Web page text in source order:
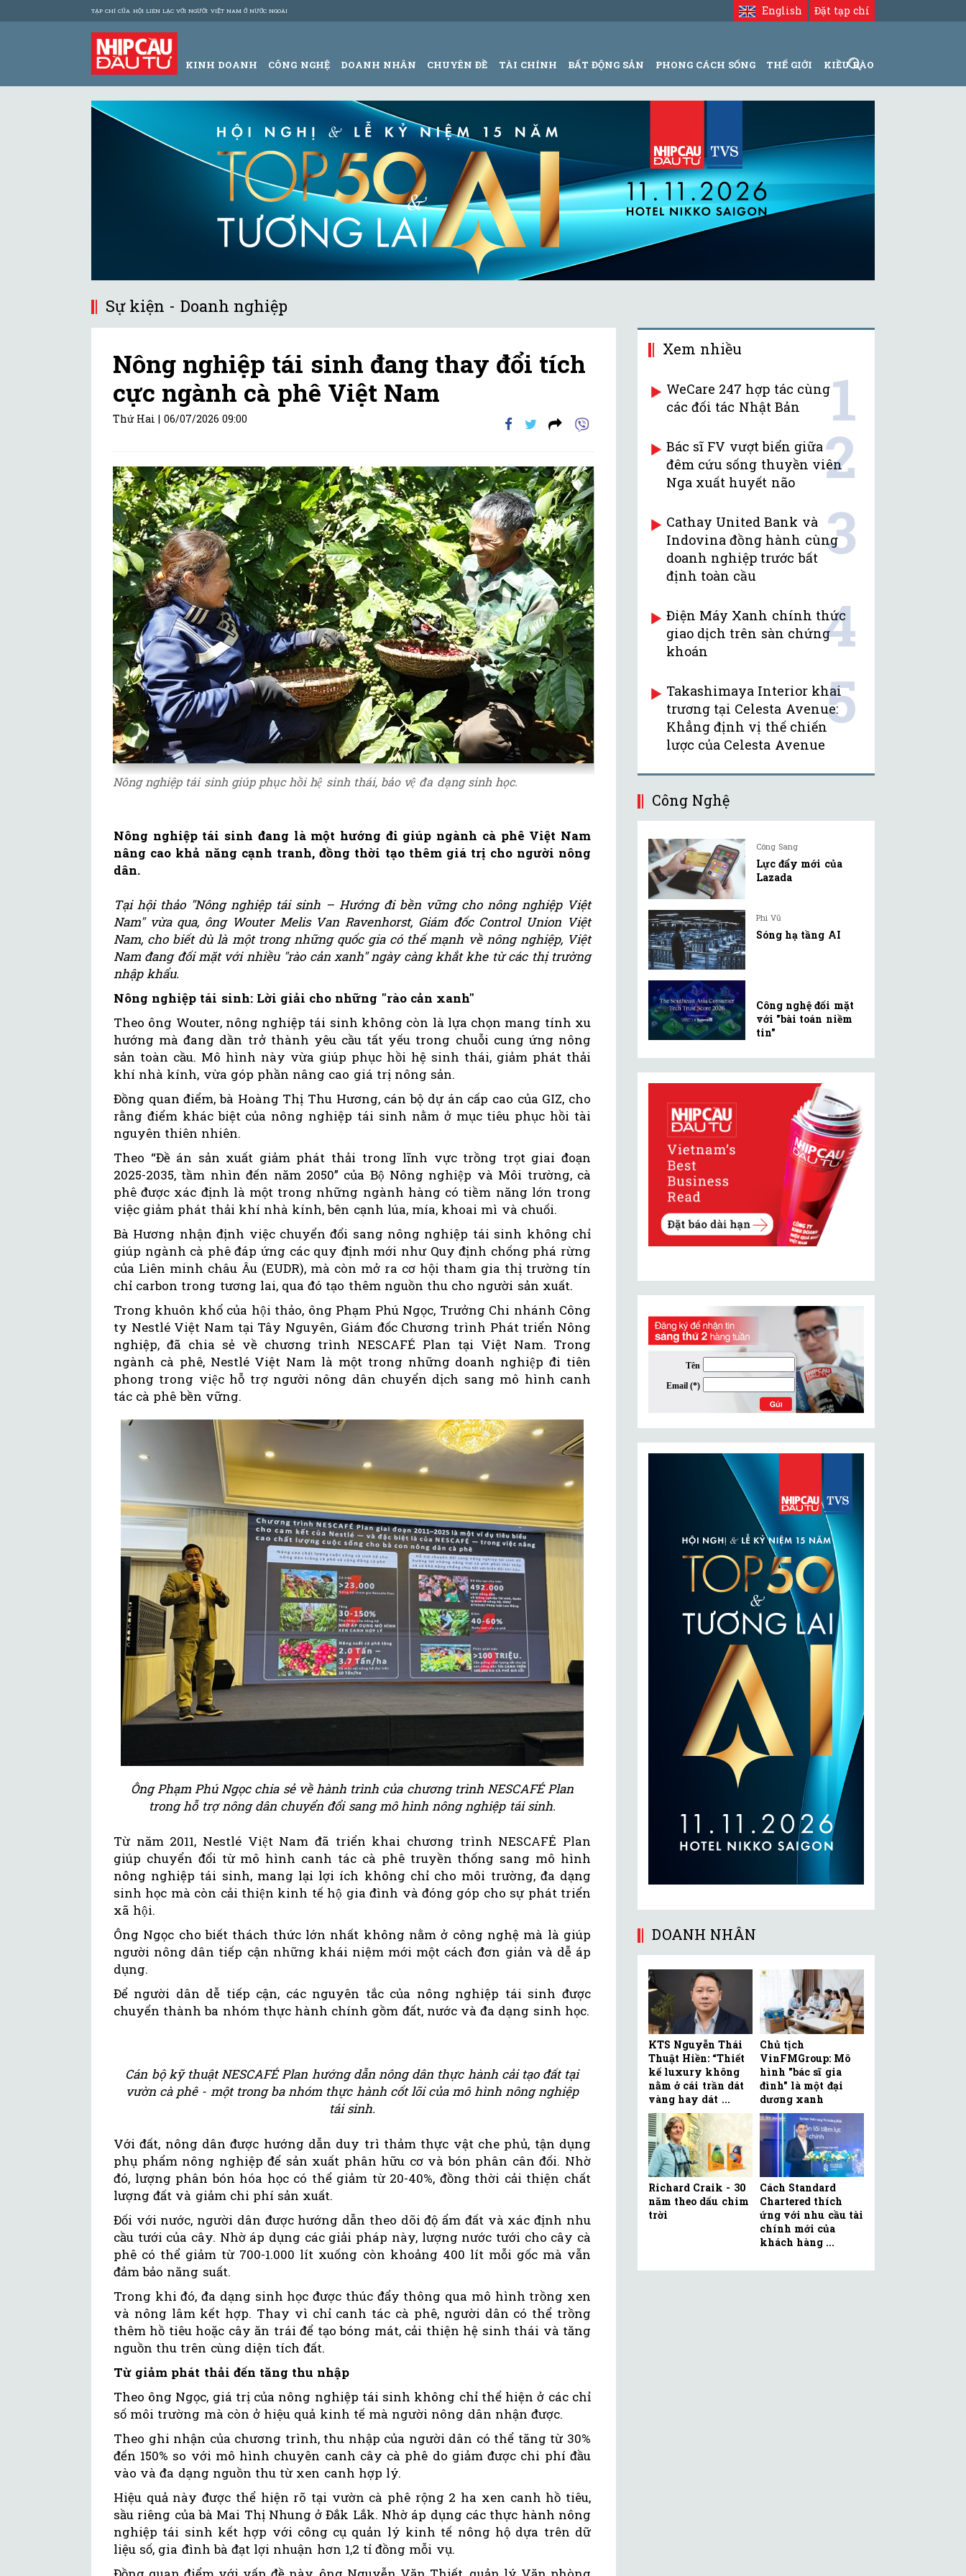
TẠP CHÍ CỦA HỘI LIÊN LẠC VỚI NGƯỜI VIỆT NAM Ở NƯỚC NGOÀI Đặt tạp chí
English
KINH DOANH CÔNG NGHỆ DOANH NHÂN CHUYÊN ĐỀ TÀI CHÍNH BẤT ĐỘNG SẢN PHONG CÁCH SỐNG THẾ GIỚI KIỀU BÀO
Sự kiện - Doanh nghiệp
Nông nghiệp tái sinh đang thay đổi tích
cực ngành cà phê Việt Nam
Thứ Hai | 06/07/2026 09:00
Nông nghiệp tái sinh giúp phục hồi hệ sinh thái, bảo vệ đa dạng sinh học.
Nông nghiệp tái sinh đang là một hướng đi giúp ngành cà phê Việt Nam
nâng cao khả năng cạnh tranh, đồng thời tạo thêm giá trị cho người nông
dân.
Tại hội thảo "Nông nghiệp tái sinh – Hướng đi bền vững cho nông nghiệp Việt
Nam" vừa qua, ông Wouter Melis Van Ravenhorst, Giám đốc Control Union Việt
Nam, cho biết dù là một trong những quốc gia có thế mạnh về nông nghiệp, Việt
Nam đang đối mặt với nhiều "rào cản xanh" ngày càng khắt khe từ các thị trường
nhập khẩu.
Nông nghiệp tái sinh: Lời giải cho những "rào cản xanh"
Theo ông Wouter, nông nghiệp tái sinh không còn là lựa chọn mang tính xu
hướng mà đang dần trở thành yêu cầu tất yếu trong chuỗi cung ứng nông
sản toàn cầu. Mô hình này vừa giúp phục hồi hệ sinh thái, giảm phát thải
khí nhà kính, vừa góp phần nâng cao giá trị nông sản.
Đồng quan điểm, bà Hoàng Thị Thu Hương, cán bộ dự án cấp cao của GIZ, cho
rằng điểm khác biệt của nông nghiệp tái sinh nằm ở mục tiêu phục hồi tài
nguyên thiên nhiên.
Theo “Đề án sản xuất giảm phát thải trong lĩnh vực trồng trọt giai đoạn
2025-2035, tầm nhìn đến năm 2050” của Bộ Nông nghiệp và Môi trường, cà
phê được xác định là một trong những ngành hàng có tiềm năng lớn trong
việc giảm phát thải khí nhà kính, bên cạnh lúa, mía, khoai mì và chuối.
Bà Hương nhận định việc chuyển đổi sang nông nghiệp tái sinh không chỉ
giúp ngành cà phê đáp ứng các quy định mới như Quy định chống phá rừng
của Liên minh châu Âu (EUDR), mà còn mở ra cơ hội tham gia thị trường tín
chỉ carbon trong tương lai, qua đó tạo thêm nguồn thu cho người sản xuất.
Trong khuôn khổ của hội thảo, ông Phạm Phú Ngọc, Trưởng Chi nhánh Công
ty Nestlé Việt Nam tại Tây Nguyên, Giám đốc Chương trình Phát triển Nông
nghiệp, đã chia sẻ về chương trình NESCAFÉ Plan tại Việt Nam. Trong
ngành cà phê, Nestlé Việt Nam là một trong những doanh nghiệp đi tiên
phong trong việc hỗ trợ người nông dân chuyển dịch sang mô hình canh
tác cà phê bền vững.
Ông Phạm Phú Ngọc chia sẻ về hành trình của chương trình NESCAFÉ Plan
trong hỗ trợ nông dân chuyển đổi sang mô hình nông nghiệp tái sinh.
Từ năm 2011, Nestlé Việt Nam đã triển khai chương trình NESCAFÉ Plan
giúp chuyển đổi từ mô hình canh tác cà phê truyền thống sang mô hình
nông nghiệp tái sinh, mang lại lợi ích không chỉ cho môi trường, đa dạng
sinh học mà còn cải thiện kinh tế hộ gia đình và đóng góp cho sự phát triển
xã hội.
Ông Ngọc cho biết thách thức lớn nhất không nằm ở công nghệ mà là giúp
người nông dân tiếp cận những khái niệm mới một cách đơn giản và dễ áp
dụng.
Để người dân dễ tiếp cận, các nguyên tắc của nông nghiệp tái sinh được
chuyển thành ba nhóm thực hành chính gồm đất, nước và đa dạng sinh học.
Cán bộ kỹ thuật NESCAFÉ Plan hướng dẫn nông dân thực hành cải tạo đất tại
vườn cà phê - một trong ba nhóm thực hành cốt lõi của mô hình nông nghiệp
tái sinh.
Với đất, nông dân được hướng dẫn duy trì thảm thực vật che phủ, tận dụng
phụ phẩm nông nghiệp để sản xuất phân hữu cơ và bón phân cân đối. Nhờ
đó, lượng phân bón hóa học có thể giảm từ 20-40%, đồng thời cải thiện chất
lượng đất và giảm chi phí sản xuất.
Đối với nước, người dân được hướng dẫn theo dõi độ ẩm đất và xác định nhu
cầu tưới của cây. Nhờ áp dụng các giải pháp này, lượng nước tưới cho cây cà
phê có thể giảm từ 700-1.000 lít xuống còn khoảng 400 lít mỗi gốc mà vẫn
đảm bảo năng suất.
Trong khi đó, đa dạng sinh học được thúc đẩy thông qua mô hình trồng xen
và nông lâm kết hợp. Thay vì chỉ canh tác cà phê, người dân có thể trồng
thêm hồ tiêu hoặc cây ăn trái để tạo bóng mát, cải thiện hệ sinh thái và tăng
nguồn thu trên cùng diện tích đất.
Từ giảm phát thải đến tăng thu nhập
Theo ông Ngọc, giá trị của nông nghiệp tái sinh không chỉ thể hiện ở các chỉ
số môi trường mà còn ở hiệu quả kinh tế mà người nông dân nhận được.
Theo ghi nhận của chương trình, thu nhập của người dân có thể tăng từ 30%
đến 150% so với mô hình chuyên canh cây cà phê do giảm được chi phí đầu
vào và đa dạng nguồn thu từ xen canh hợp lý.
Hiệu quả này được thể hiện rõ tại vườn cà phê rộng 2 ha xen canh hồ tiêu,
sầu riêng của bà Mai Thị Nhung ở Đắk Lắk. Nhờ áp dụng các thực hành nông
nghiệp tái sinh kết hợp với công cụ quản lý kinh tế nông hộ dựa trên dữ
liệu số, gia đình bà đạt lợi nhuận hơn 1,2 tỉ đồng mỗi vụ.
Xem nhiều
WeCare 247 hợp tác cùng
các đối tác Nhật Bản
1
Bác sĩ FV vượt biển giữa
đêm cứu sống thuyền viên
Nga xuất huyết não
2
Cathay United Bank và
Indovina đồng hành cùng
doanh nghiệp trước bất
định toàn cầu
3
Điện Máy Xanh chính thức
giao dịch trên sàn chứng
khoán
4
Takashimaya Interior khai
trương tại Celesta Avenue:
Khẳng định vị thế chiến
lược của Celesta Avenue
5
Công Nghệ
Công Sang
Lực đẩy mới của
Lazada
Phi Vũ
Sóng hạ tầng AI
Công nghệ đối mặt
với "bài toán niềm
tin"
DOANH NHÂN
KTS Nguyễn Thái
Thuật Hiền: “Thiết
kế luxury không
nằm ở cái trần dát
vàng hay dát ...
Chủ tịch
VinFMGroup: Mô
hình "bác sĩ gia
đình" là một đại
dương xanh
Richard Craik - 30
năm theo dấu chim
trời
Cách Standard
Chartered thích
ứng với nhu cầu tài
chính mới của
khách hàng ...